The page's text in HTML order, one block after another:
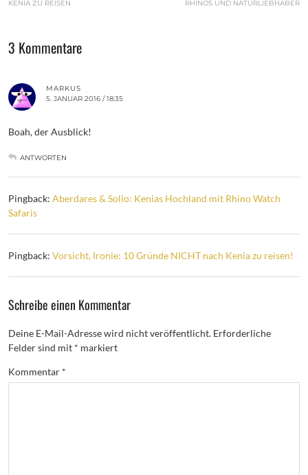
KENIA ZU REISEN RHINOS UND NATURLIEBHABER
3 Kommentare
MARKUS
5. JANUAR 2016 / 18:35
Boah, der Ausblick!
ANTWORTEN
Pingback: Aberdares & Solio: Kenias Hochland mit Rhino Watch
Safaris
Pingback: Vorsicht, Ironie: 10 Gründe NICHT nach Kenia zu reisen!
Schreibe einen Kommentar
Deine E-Mail-Adresse wird nicht veröffentlicht. Erforderliche
Felder sind mit * markiert
Kommentar *